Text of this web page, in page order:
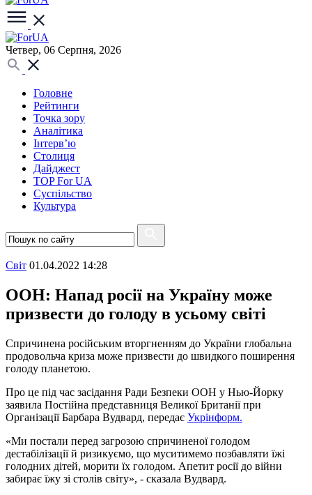
Четвер, 06 Серпня, 2026
Головне
Рейтинги
Точка зору
Аналітика
Інтерв’ю
Столиця
Дайджест
TOP For UA
Суспiльство
Культура
Свiт 01.04.2022 14:28
ООН: Напад росії на Україну може
призвести до голоду в усьому світі
Спричинена російським вторгненням до України глобальна
продовольча криза може призвести до швидкого поширення
голоду планетою.
Про це під час засідання Ради Безпеки ООН у Нью-Йорку
заявила Постійна представниця Великої Британії при
Організації Барбара Вудвард, передає Укрінформ.
«Ми постали перед загрозою спричиненої голодом
дестабілізації й ризикуємо, що муситимемо позбавляти їжі
голодних дітей, морити їх голодом. Апетит росії до війни
забирає їжу зі столів світу», - сказала Вудвард.